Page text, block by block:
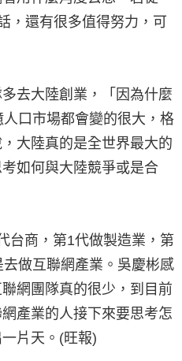
，還有很多值得努力，可
去大陸創業，「因為什麼
口市場都會變的很大，格
大陸真的是全世界最大的
如何與大陸競爭或是合
台商，第1代做製造業，第
做互聯網產業。吳慶彬感
網團隊真的很少，到目前
產業的人接下來要思考怎
片天。(旺報)